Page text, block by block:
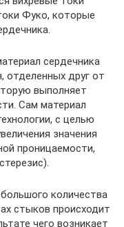
Фуко, которые
сердечника
отделенных друг от
выполняет
Сам материал
с целью
значения
проницаемости,
количества
стыков происходит
чего возникает